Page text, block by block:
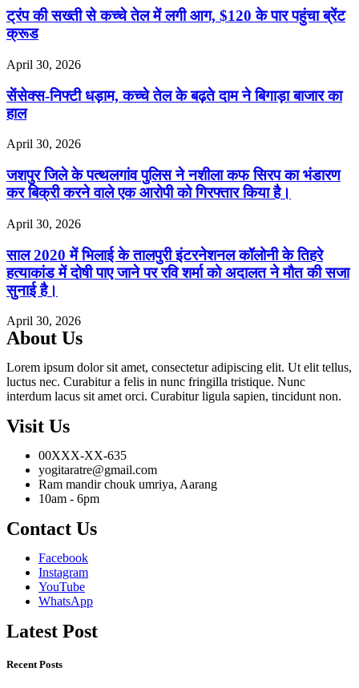
ट्रंप की सख्ती से कच्चे तेल में लगी आग, $120 के पार पहुंचा ब्रेंट
क्रूड
April 30, 2026
सेंसेक्स-निफ्टी धड़ाम, कच्चे तेल के बढ़ते दाम ने बिगाड़ा बाजार का
हाल
April 30, 2026
जशपुर जिले के पत्थलगांव पुलिस ने नशीला कफ सिरप का भंडारण
कर बिक्री करने वाले एक आरोपी को गिरफ्तार किया है।
April 30, 2026
साल 2020 में भिलाई के तालपुरी इंटरनेशनल कॉलोनी के तिहरे
हत्याकांड में दोषी पाए जाने पर रवि शर्मा को अदालत ने मौत की सजा
सुनाई है।
April 30, 2026
About Us
Lorem ipsum dolor sit amet, consectetur adipiscing elit. Ut elit tellus,
luctus nec. Curabitur a felis in nunc fringilla tristique. Nunc
interdum lacus sit amet orci. Curabitur ligula sapien, tincidunt non.
Visit Us
00XXX-XX-635
yogitaratre@gmail.com
Ram mandir chouk umriya, Aarang
10am - 6pm
Contact Us
Facebook
Instagram
YouTube
WhatsApp
Latest Post
Recent Posts